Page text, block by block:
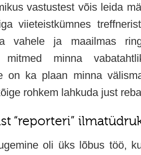
vastustest võis leida
viieteistkümnes
vahele ja maailmas
mitmed minna
on ka plaan minna
rohkem lahkuda just
“reporteri”
oli üks lõbus töö,